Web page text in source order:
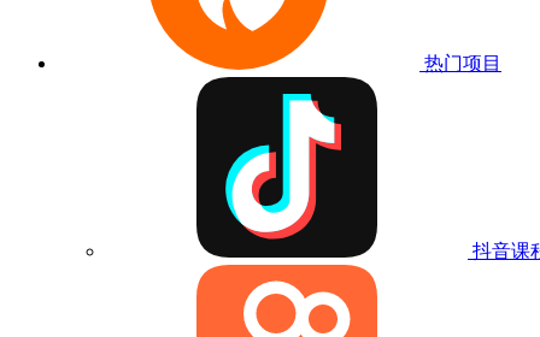
热门项目
抖音课